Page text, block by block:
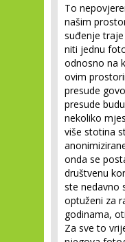
To
našim
suđenje
niti jednu
odnosno na
ovim
presude
presude
nekoliko
više stotina
onda se
društvenu
ste nedavno
optuženi za
godinama,
Za sve to